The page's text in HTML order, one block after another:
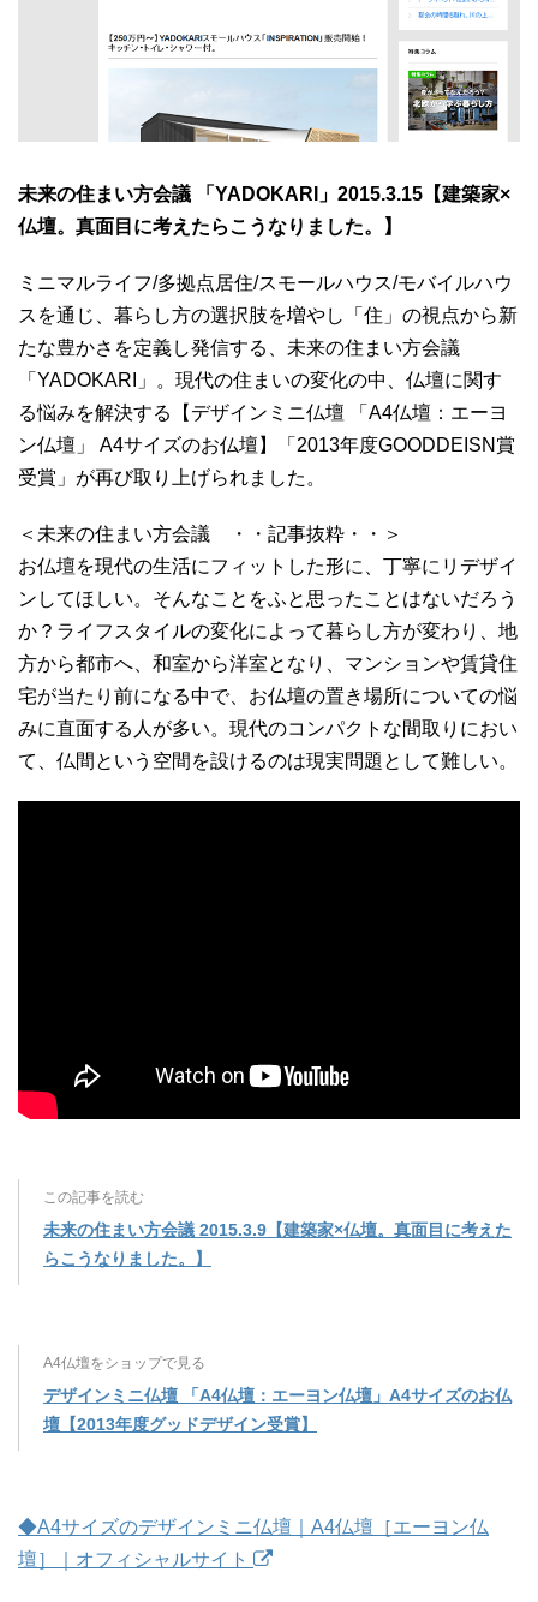
未来の住まい方会議 「YADOKARI」2015.3.15【建築家×
仏壇。真面目に考えたらこうなりました。】
ミニマルライフ/多拠点居住/スモールハウス/モバイルハウ
スを通じ、暮らし方の選択肢を増やし「住」の視点から新
たな豊かさを定義し発信する、未来の住まい方会議
「YADOKARI」。現代の住まいの変化の中、仏壇に関す
る悩みを解決する【デザインミニ仏壇 「A4仏壇：エーヨ
ン仏壇」 A4サイズのお仏壇】「2013年度GOODDEISN賞
受賞」が再び取り上げられました。
＜未来の住まい方会議 ・・記事抜粋・・＞
お仏壇を現代の生活にフィットした形に、丁寧にリデザイ
ンしてほしい。そんなことをふと思ったことはないだろう
か？ライフスタイルの変化によって暮らし方が変わり、地
方から都市へ、和室から洋室となり、マンションや賃貸住
宅が当たり前になる中で、お仏壇の置き場所についての悩
みに直面する人が多い。現代のコンパクトな間取りにおい
て、仏間という空間を設けるのは現実問題として難しい。
この記事を読む
未来の住まい方会議 2015.3.9【建築家×仏壇。真面目に考えた
らこうなりました。】
A4仏壇をショップで見る
デザインミニ仏壇 「A4仏壇：エーヨン仏壇」A4サイズのお仏
壇【2013年度グッドデザイン受賞】
◆A4サイズのデザインミニ仏壇｜A4仏壇［エーヨン仏
壇］｜オフィシャルサイト